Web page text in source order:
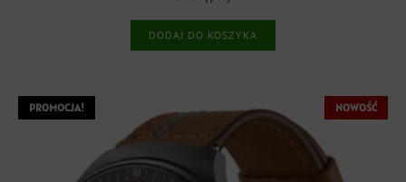
wynosiła:
799,00 zł.
wynosi:
639,00 zł.
DODAJ DO KOSZYKA
PROMOCJA! NOWOŚĆ